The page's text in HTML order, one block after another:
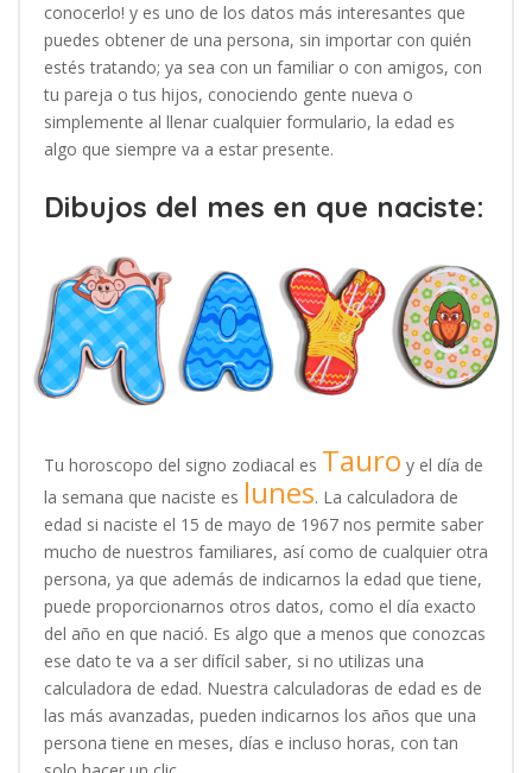
conocerlo! y es uno de los datos más interesantes que
puedes obtener de una persona, sin importar con quién
estés tratando; ya sea con un familiar o con amigos, con
tu pareja o tus hijos, conociendo gente nueva o
simplemente al llenar cualquier formulario, la edad es
algo que siempre va a estar presente.
Dibujos del mes en que naciste:
Tu horoscopo del signo zodiacal es Tauro y el día de
la semana que naciste es lunes. La calculadora de
edad si naciste el 15 de mayo de 1967 nos permite saber
mucho de nuestros familiares, así como de cualquier otra
persona, ya que además de indicarnos la edad que tiene,
puede proporcionarnos otros datos, como el día exacto
del año en que nació. Es algo que a menos que conozcas
ese dato te va a ser difícil saber, si no utilizas una
calculadora de edad. Nuestra calculadoras de edad es de
las más avanzadas, pueden indicarnos los años que una
persona tiene en meses, días e incluso horas, con tan